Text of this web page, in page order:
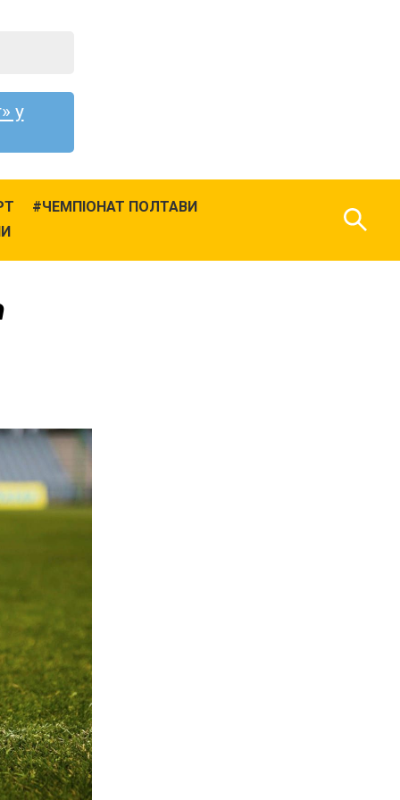
у
ЧЕМПІОНАТ ПОЛТАВИ